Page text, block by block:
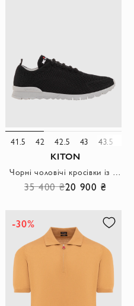
41.5 42 42.5 43 43.5
KITON
35 400 ₴20 900 ₴
-30%